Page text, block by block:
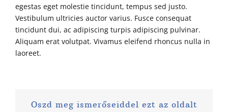
egestas eget molestie tincidunt, tempus sed justo.
Vestibulum ultricies auctor varius. Fusce consequat
tincidunt dui, ac adipiscing turpis adipiscing pulvinar.
Aliquam erat volutpat. Vivamus eleifend rhoncus nulla in
laoreet.
Oszd meg ismerőseiddel ezt az oldalt